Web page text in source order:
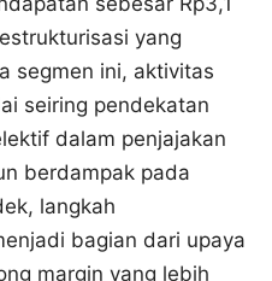
yang
segmen ini, aktivitas
seiring pendekatan
dalam penjajakan
berdampak pada
langkah
bagian dari upaya
margin yang lebih